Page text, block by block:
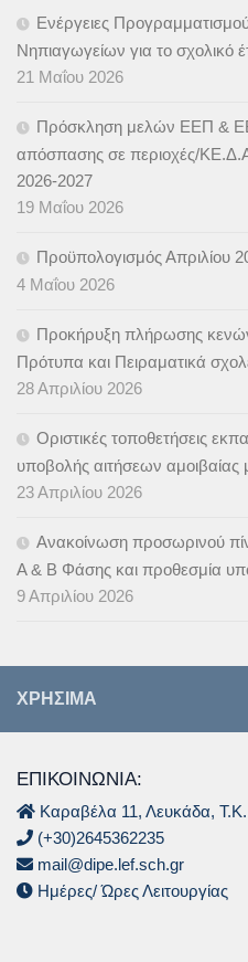
Ενέργειες
Νηπιαγωγείων για το σχολικό
21 Μαΐου 2026
Πρόσκληση μελών ΕΕΠ &
απόσπασης σε περιοχές/
2026-2027
19 Μαΐου 2026
Προϋπολογισμός Απριλίου
4 Μαΐου 2026
Προκήρυξη πλήρωσης
Πρότυπα και Πειραματικά
28 Απριλίου 2026
Οριστικές τοποθετήσεις
υποβολής αιτήσεων αμοιβαίας
23 Απριλίου 2026
Ανακοίνωση προσωρινού
Α & B Φάσης και προθεσμία
9 Απριλίου 2026
ΧΡΉΣΙΜΑ
ΕΠΙΚΟΙΝΩΝΙΑ:
Καραβέλα 11, Λευκάδα,
(+30)2645362235
mail@dipe.lef.sch.gr
Ημέρες/ Ώρες Λειτουργίας